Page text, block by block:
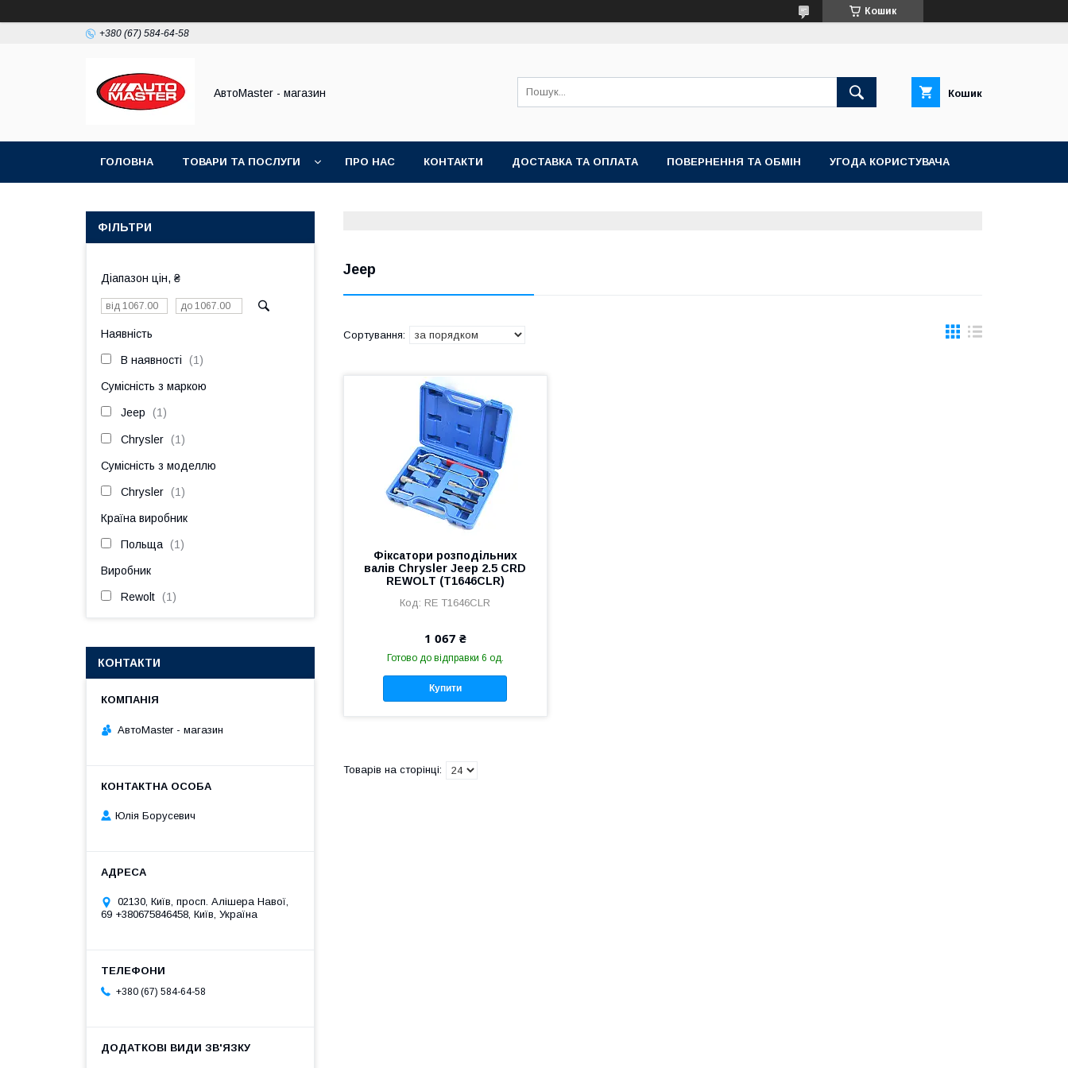
Кошик
+380 (67) 584-64-58
АвтоMaster - магазин Кошик
ГОЛОВНА ТОВАРИ ТА ПОСЛУГИ ПРО НАС КОНТАКТИ ДОСТАВКА ТА ОПЛАТА ПОВЕРНЕННЯ ТА ОБМІН УГОДА КОРИСТУВАЧА
Jeep
Фіксатори розподільних
валів Chrysler Jeep 2.5 CRD
REWOLT (T1646CLR)
RE T1646CLR
1 067 ₴
Готово до відправки 6 од.
Купити
ФІЛЬТРИ
Діапазон цін, ₴
Наявність
В наявності 1
Сумісність з маркою
Jeep 1
Chrysler 1
Сумісність з моделлю
Chrysler 1
Країна виробник
Польща 1
Виробник
Rewolt 1
КОНТАКТИ
АвтоMaster - магазин
Юлія Борусевич
02130, Київ, просп. Алішера Навої,
69 +380675846458, Київ, Україна
+380 (67) 584-64-58